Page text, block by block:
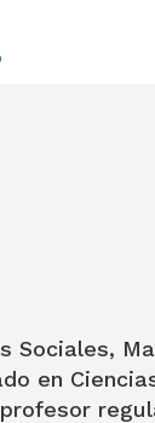
Sociales,
en
profesor